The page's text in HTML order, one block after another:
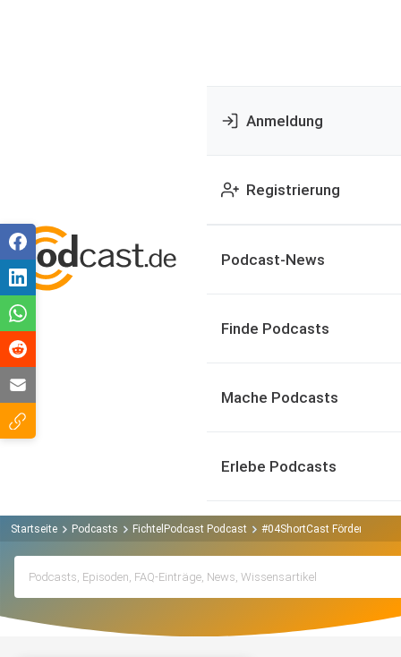
Anmeldung
Registrierung
Podcast-News
Finde Podcasts
Mache Podcasts
Erlebe Podcasts
Startseite Podcasts FichtelPodcast Podcast #04ShortCast Förder-